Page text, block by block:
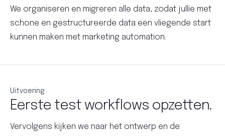
We organiseren en migreren alle data, zodat jullie met
schone en gestructureerde data een vliegende start
kunnen maken met marketing automation.
Uitvoering
Eerste test workflows opzetten.
Vervolgens kijken we naar het ontwerp en de